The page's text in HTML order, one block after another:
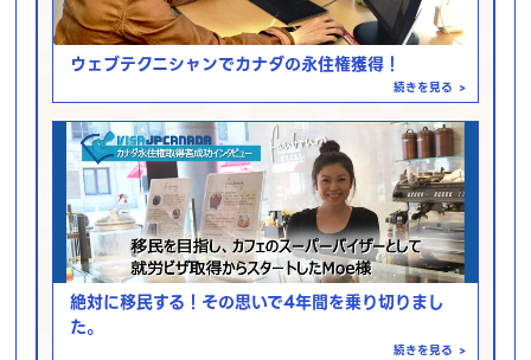
ウェブテクニシャンでカナダの永住権獲得！
続きを見る >
絶対に移民する！その思いで4年間を乗り切りまし
た。
続きを見る >